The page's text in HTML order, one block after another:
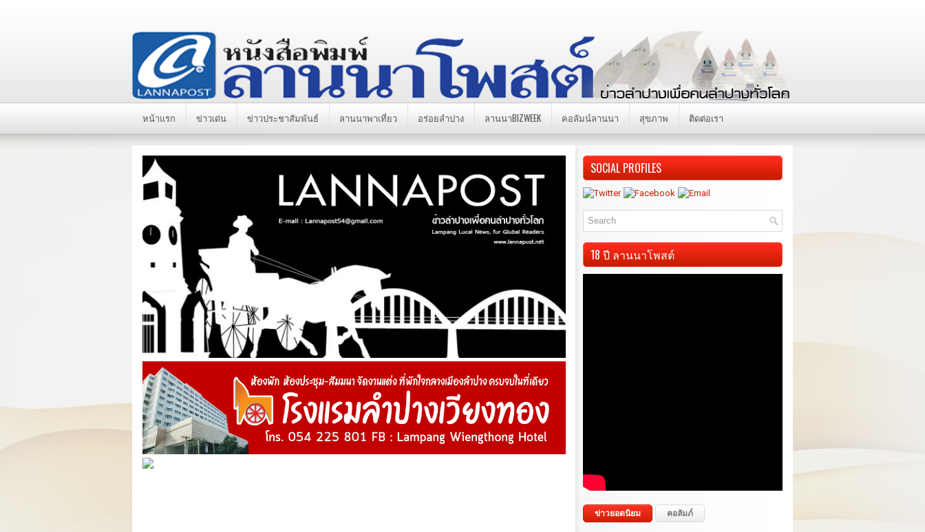
หน้าแรก ข่าวเด่น ข่าวประชาสัมพันธ์ ลานนาพาเที่ยว อร่อยลำปาง ลานนาBIZWEEK คอลัมน์ลานนา สุขภาพ ติดต่อเรา
SOCIAL PROFILES
18 ปี ลานนาโพสต์
ข่าวยอดนิยม คอลัมภ์